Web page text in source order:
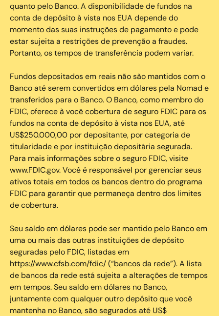
quanto pelo Banco. A disponibilidade de fundos na
conta de depósito à vista nos EUA depende do
momento das suas instruções de pagamento e pode
estar sujeita a restrições de prevenção a fraudes.
Portanto, os tempos de transferência podem variar.
Fundos depositados em reais não são mantidos com o
Banco até serem convertidos em dólares pela Nomad e
transferidos para o Banco. O Banco, como membro do
FDIC, oferece à você cobertura de seguro FDIC para os
fundos na conta de depósito à vista nos EUA, até
US$250.000,00 por depositante, por categoria de
titularidade e por instituição depositária segurada.
Para mais informações sobre o seguro FDIC, visite
www.FDIC.gov. Você é responsável por gerenciar seus
ativos totais em todos os bancos dentro do programa
FDIC para garantir que permaneça dentro dos limites
de cobertura.
Seu saldo em dólares pode ser mantido pelo Banco em
uma ou mais das outras instituições de depósito
seguradas pelo FDIC, listadas em
https://www.cfsb.com/fdic/ (“bancos da rede”). A lista
de bancos da rede está sujeita a alterações de tempos
em tempos. Seu saldo em dólares no Banco,
juntamente com qualquer outro depósito que você
mantenha no Banco, são segurados até US$